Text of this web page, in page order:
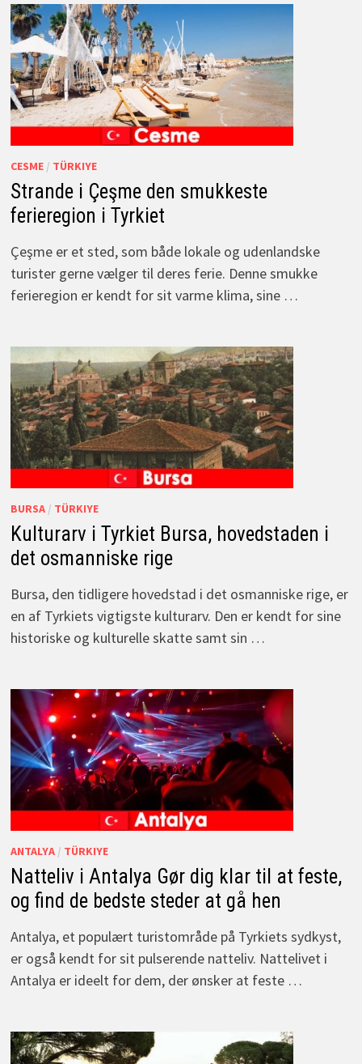
CESME/ TÜRKIYE
Strande i Çeşme den smukkeste
ferieregion i Tyrkiet
Çeşme er et sted, som både lokale og udenlandske
turister gerne vælger til deres ferie. Denne smukke
ferieregion er kendt for sit varme klima, sine …
BURSA/ TÜRKIYE
Kulturarv i Tyrkiet Bursa, hovedstaden i
det osmanniske rige
Bursa, den tidligere hovedstad i det osmanniske rige, er
en af Tyrkiets vigtigste kulturarv. Den er kendt for sine
historiske og kulturelle skatte samt sin …
ANTALYA/ TÜRKIYE
Natteliv i Antalya Gør dig klar til at feste,
og find de bedste steder at gå hen
Antalya, et populært turistområde på Tyrkiets sydkyst,
er også kendt for sit pulserende natteliv. Nattelivet i
Antalya er ideelt for dem, der ønsker at feste …